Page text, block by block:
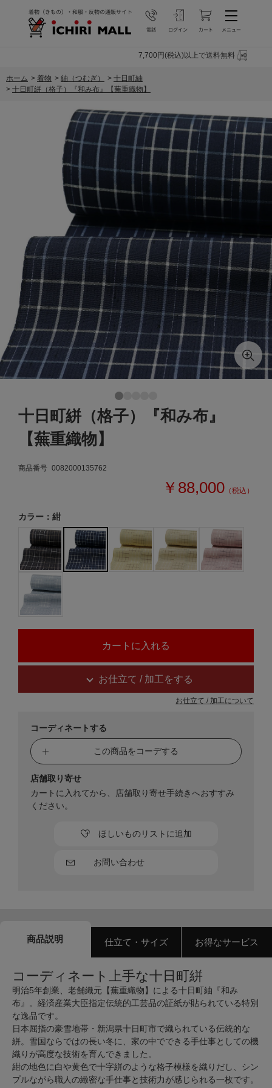
7,700円(税込)以上で送料無料
ホーム > 着物 > 紬（つむぎ） > 十日町紬
> 十日町絣（格子）『和み布』【蕪重織物】
十日町絣（格子）『和み布』
【蕪重織物】
商品番号 0082000135762
￥88,000 （税込）
カラー：紺
お仕立て / 加工をする
お仕立て / 加工について
コーディネートする
この商品をコーデする
お問い合わせ
ほしいものリストに追加
店舗取り寄せ
カートに入れてから、店舗取り寄せ手続きへおすすみ
ください。
商品説明 仕立て・サイズ お得なサービス
コーディネート上手な十日町絣
明治5年創業、老舗織元【蕪重織物】による十日町紬『和み
布』。経済産業大臣指定伝統的工芸品の証紙が貼られている特別
な逸品です。
日本屈指の豪雪地帯・新潟県十日町市で織られている伝統的な
絣。雪国ならではの長い冬に、家の中でできる手仕事としての機
織りが高度な技術を育んできました。
紺の地色に白や黄色で十字絣のような格子模様を織りだし、シン
プルながら職人の緻密な手仕事と技術力が感じられる一枚です。